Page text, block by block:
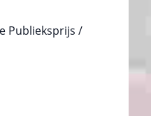
Publieksprijs /